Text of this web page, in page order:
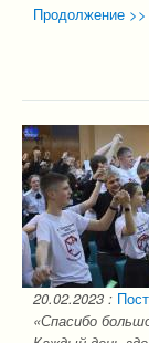
Продолжение >>
20.02.2023 :
«Спасибо